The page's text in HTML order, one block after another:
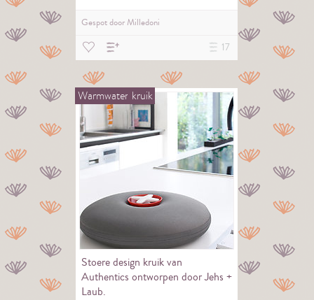
Gespot doorMilledoni
17
Warmwater kruik
Stoere design kruik van
Authentics ontworpen door Jehs +
Laub.